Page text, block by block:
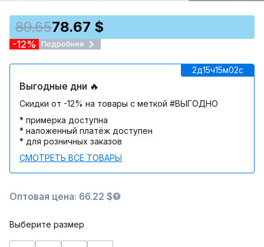
89.6578.67 $
-12% Подробнее
2д15ч15м02c
Выгодные дни 🔥
Скидки от -12% на товары с меткой #ВЫГОДНО
* примерка доступна
* наложенный платёж доступен
* для розничных заказов
СМОТРЕТЬ ВСЕ ТОВАРЫ
Оптовая цена: 66.22 $
Выберите размер